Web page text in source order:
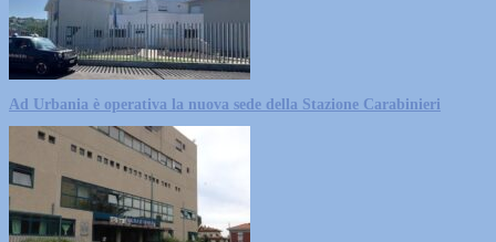
Ad Urbania è operativa la nuova sede della Stazione Carabinieri